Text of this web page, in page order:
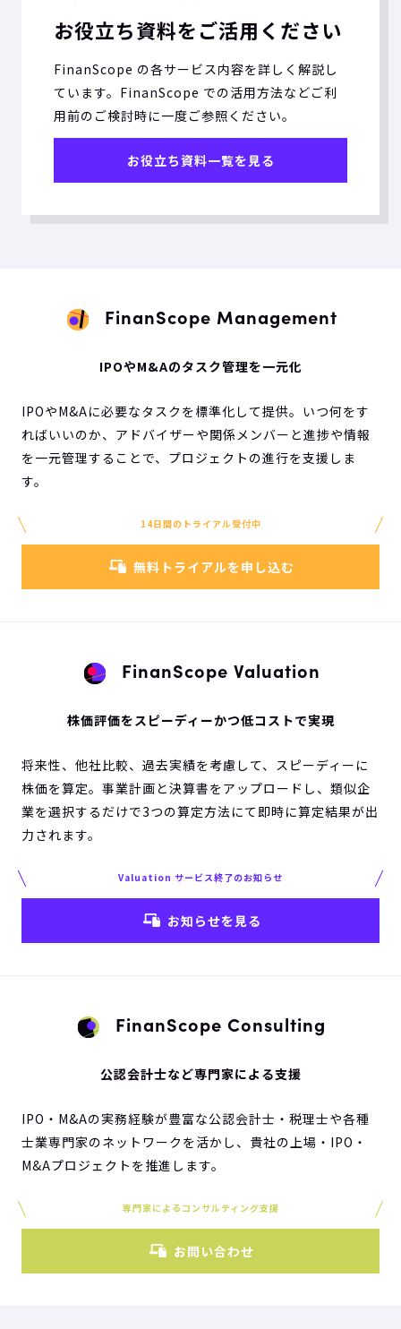
お役立ち資料をご活用ください
FinanScope の各サービス内容を詳しく解説し
ています。FinanScope での活用方法などご利
用前のご検討時に一度ご参照ください。
お役立ち資料一覧を見る
FinanScope Management
IPOやM&Aのタスク管理を一元化
IPOやM&Aに必要なタスクを標準化して提供。いつ何をす
ればいいのか、アドバイザーや関係メンバーと進捗や情報
を一元管理することで、プロジェクトの進行を支援しま
す。
14日間のトライアル受付中
無料トライアルを申し込む
FinanScope Valuation
株価評価をスピーディーかつ低コストで実現
将来性、他社比較、過去実績を考慮して、スピーディーに
株価を算定。事業計画と決算書をアップロードし、類似企
業を選択するだけで3つの算定方法にて即時に算定結果が出
力されます。
Valuation サービス終了のお知らせ
お知らせを見る
FinanScope Consulting
公認会計士など専門家による支援
IPO・M&Aの実務経験が豊富な公認会計士・税理士や各種
士業専門家のネットワークを活かし、貴社の上場・IPO・
M&Aプロジェクトを推進します。
専門家によるコンサルティング支援
お問い合わせ